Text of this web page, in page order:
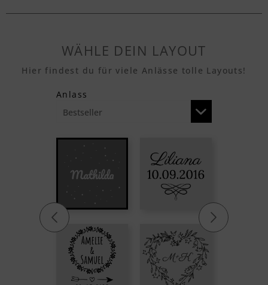
WÄHLE DEIN LAYOUT
Hier findest du für viele Anlässe tolle Layouts!
Anlass